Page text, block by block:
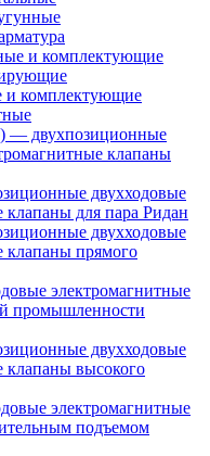
и комплектующие
и комплектующие
— двухпозиционные
клапаны
двухходовые
клапаны для пара Ридан
двухходовые
клапаны прямого
электромагнитные
промышленности
двухходовые
клапаны высокого
электромагнитные
подъемом